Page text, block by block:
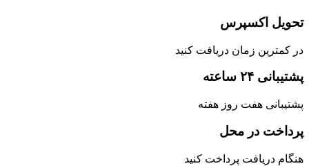
تحویل اکسپرس
در کمترین زمان دریافت کنید
پشتیبانی ۲۴ ساعته
پشتیبانی هفت روز هفته
پرداخت در محل
هنگام دریافت پرداخت کنید